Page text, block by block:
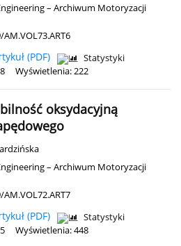
– Archiwum Motoryzacji
(PDF)
Statystyki
Wyświetlenia: 222
oksydacyjną
– Archiwum Motoryzacji
(PDF)
Statystyki
Wyświetlenia: 448